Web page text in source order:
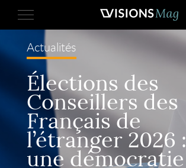
Actualités
Élections des
Conseillers des
Français de
l’étranger 2026 :
une démocratie